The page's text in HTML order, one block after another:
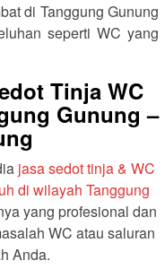
di Tanggung Gunung
seperti WC yang
Tinja WC
Gunung –
jasa sedot tinja & WC
di wilayah Tanggung
yang profesional dan
WC atau saluran
Anda.